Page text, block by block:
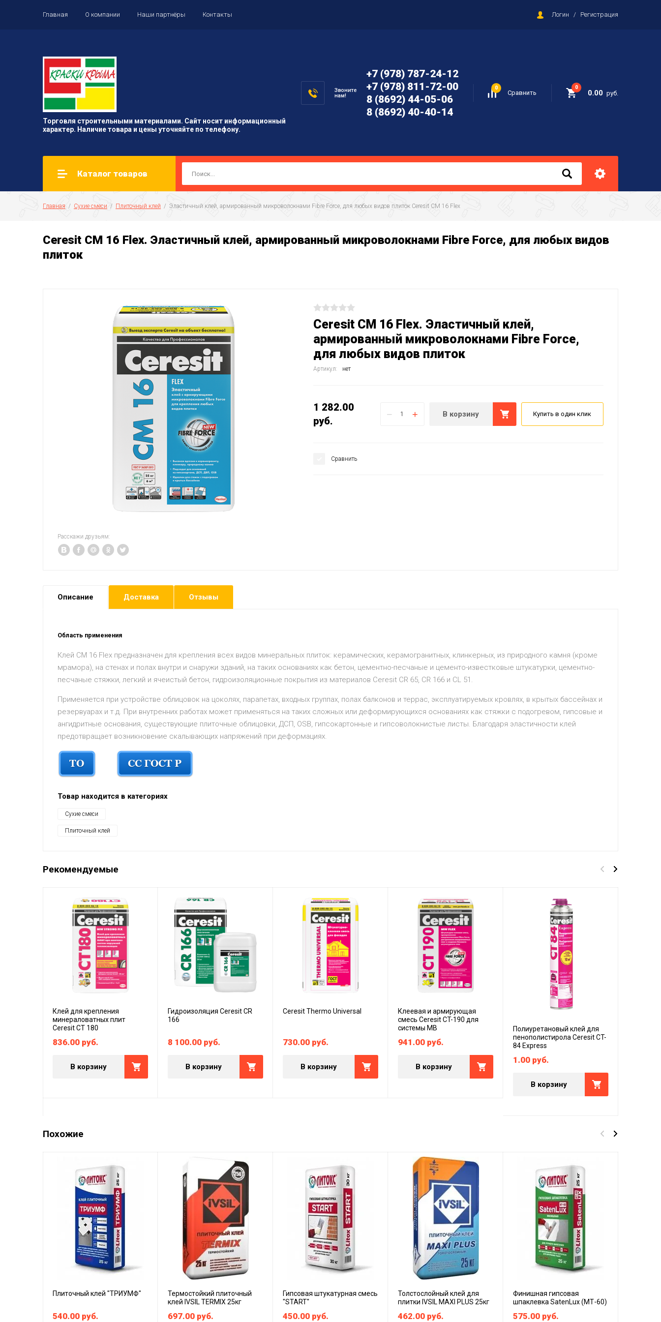
Главная О компании Наши партнёры Контакты Логин / Регистрация
Торговля строительными материалами. Сайт носит информационный
характер. Наличие товара и цены уточняйте по телефону.
Звоните
нам!
+7 (978) 787-24-12
+7 (978) 811-72-00
8 (8692) 44-05-06
8 (8692) 40-40-14
Сравнить
0 0
0.00 руб.
Каталог товаров
Главная
  /
Сухие смеси
  /
Плиточный клей
  /  Эластичный клей, армированный микроволокнами Fibre Force, для любых видов плиток Ceresit СМ 16 Flex
Ceresit СМ 16 Flex. Эластичный клей, армированный микроволокнами Fibre Force, для любых видов
плиток
Расскажи друзьям:
Ceresit СМ 16 Flex. Эластичный клей,
армированный микроволокнами Fibre Force,
для любых видов плиток
Артикул: нет
1 282.00
руб.
− + В корзину Купить в один клик
Сравнить
Описание Доставка Отзывы
Область применения
Клей CM 16 Flex предназначен для крепления всех видов мине­ральных плиток: керамических, керамогранитных, клинкерных, из природного камня (кроме
мрамора), на стенах и полах внутри и снаружи зданий, на таких основаниях как бетон, цементно-пес­чаные и цементо-известковые штукатурки, цементно-
песчаные стяжки, легкий и ячеистый бетон, гидроизоляционные покрытия из материалов Ceresit CR 65, CR 166 и CL 51.
Применяется при устройстве облицовок на цоколях, парапетах, входных группах, полах балконов и террас, эксплуатируемых кровлях, в крытых бассейнах и
резервуарах и т.д. При внутренних работах может применяться на таких сложных или деформирую­щихся основаниях как стяжки с подогревом, гипсовые и
ангидритные основания, существующие плиточные облицовки, ДСП, OSB, гипсокартонные и гипсоволокнистые листы. Благодаря эластично­сти клей
предотвращает возникновение скалывающих напряжений при деформациях.
Товар находится в категориях
Сухие смеси
Плиточный клей
Рекомендуемые
Клей для крепления
минераловатных плит
Ceresit CT 180
836.00 руб.
В корзину
Гидроизоляция Ceresit CR
166
8 100.00 руб.
В корзину
Ceresit Thermo Universal
730.00 руб.
В корзину
Клеевая и армирующая
смесь Ceresit CT-190 для
системы МВ
941.00 руб.
В корзину
Полиуретановый клей для
пенополистирола Ceresit CT-
84 Express
1.00 руб.
В корзину
Похожие
Плиточный клей "ТРИУМФ"
540.00 руб.
Термостойкий плиточный
клей IVSIL TERMIX 25кг
697.00 руб.
Гипсовая штукатурная смесь
"START"
450.00 руб.
Толстослойный клей для
плитки IVSIL MAXI PLUS 25кг
462.00 руб.
Финишная гипсовая
шпаклевка SatenLux (МТ-60)
575.00 руб.